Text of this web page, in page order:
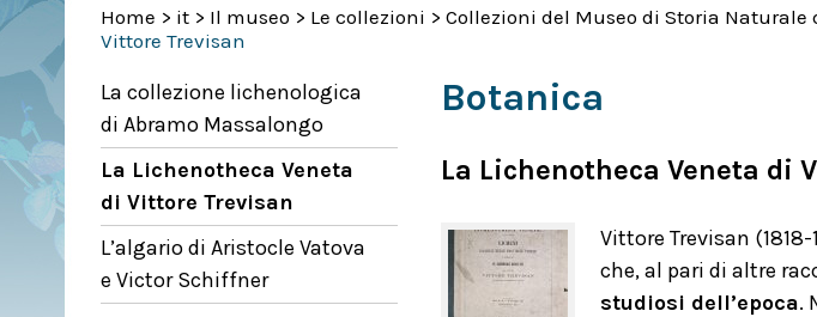
Home > it > Il museo > Le collezioni > Collezioni del Museo di Storia Naturale
Vittore Trevisan
La collezione lichenologica
di Abramo Massalongo
La Lichenotheca Veneta
di Vittore Trevisan
L’algario di Aristocle Vatova
e Victor Schiffner
Botanica
La Lichenotheca Veneta di
Vittore Trevisan
che, al pari di altre
studiosi dell’epoca.